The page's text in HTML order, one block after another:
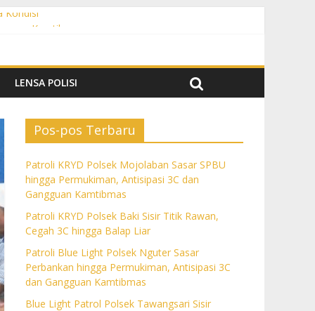
Kondisi
Gangguan Kamtibmas
Kamtibmas
LENSA POLISI
Pos-pos Terbaru
Patroli KRYD Polsek Mojolaban Sasar SPBU
hingga Permukiman, Antisipasi 3C dan
Gangguan Kamtibmas
Patroli KRYD Polsek Baki Sisir Titik Rawan,
Cegah 3C hingga Balap Liar
Patroli Blue Light Polsek Nguter Sasar
Perbankan hingga Permukiman, Antisipasi 3C
dan Gangguan Kamtibmas
Blue Light Patrol Polsek Tawangsari Sisir